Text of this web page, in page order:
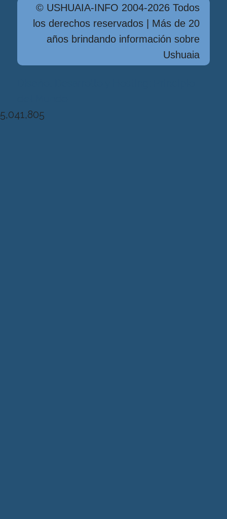
© USHUAIA-INFO 2004-2026 Todos
los derechos reservados | Más de 20
años brindando información sobre
Ushuaia
5,041,805